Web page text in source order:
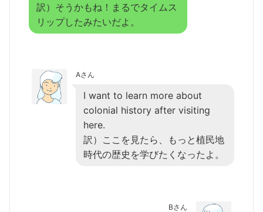
訳）そうかもね！まるでタイムス
リップしたみたいだよ。
Aさん
I want to learn more about
colonial history after visiting
here.
訳）ここを見たら、もっと植民地
時代の歴史を学びたくなったよ。
Bさん